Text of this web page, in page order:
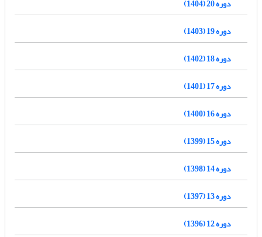
دوره 20 (1404)
دوره 19 (1403)
دوره 18 (1402)
دوره 17 (1401)
دوره 16 (1400)
دوره 15 (1399)
دوره 14 (1398)
دوره 13 (1397)
دوره 12 (1396)